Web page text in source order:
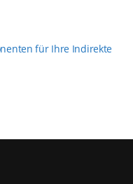
für Ihre Indirekte